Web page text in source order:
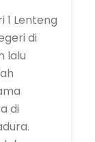
1 Lenteng
di
lalu
di